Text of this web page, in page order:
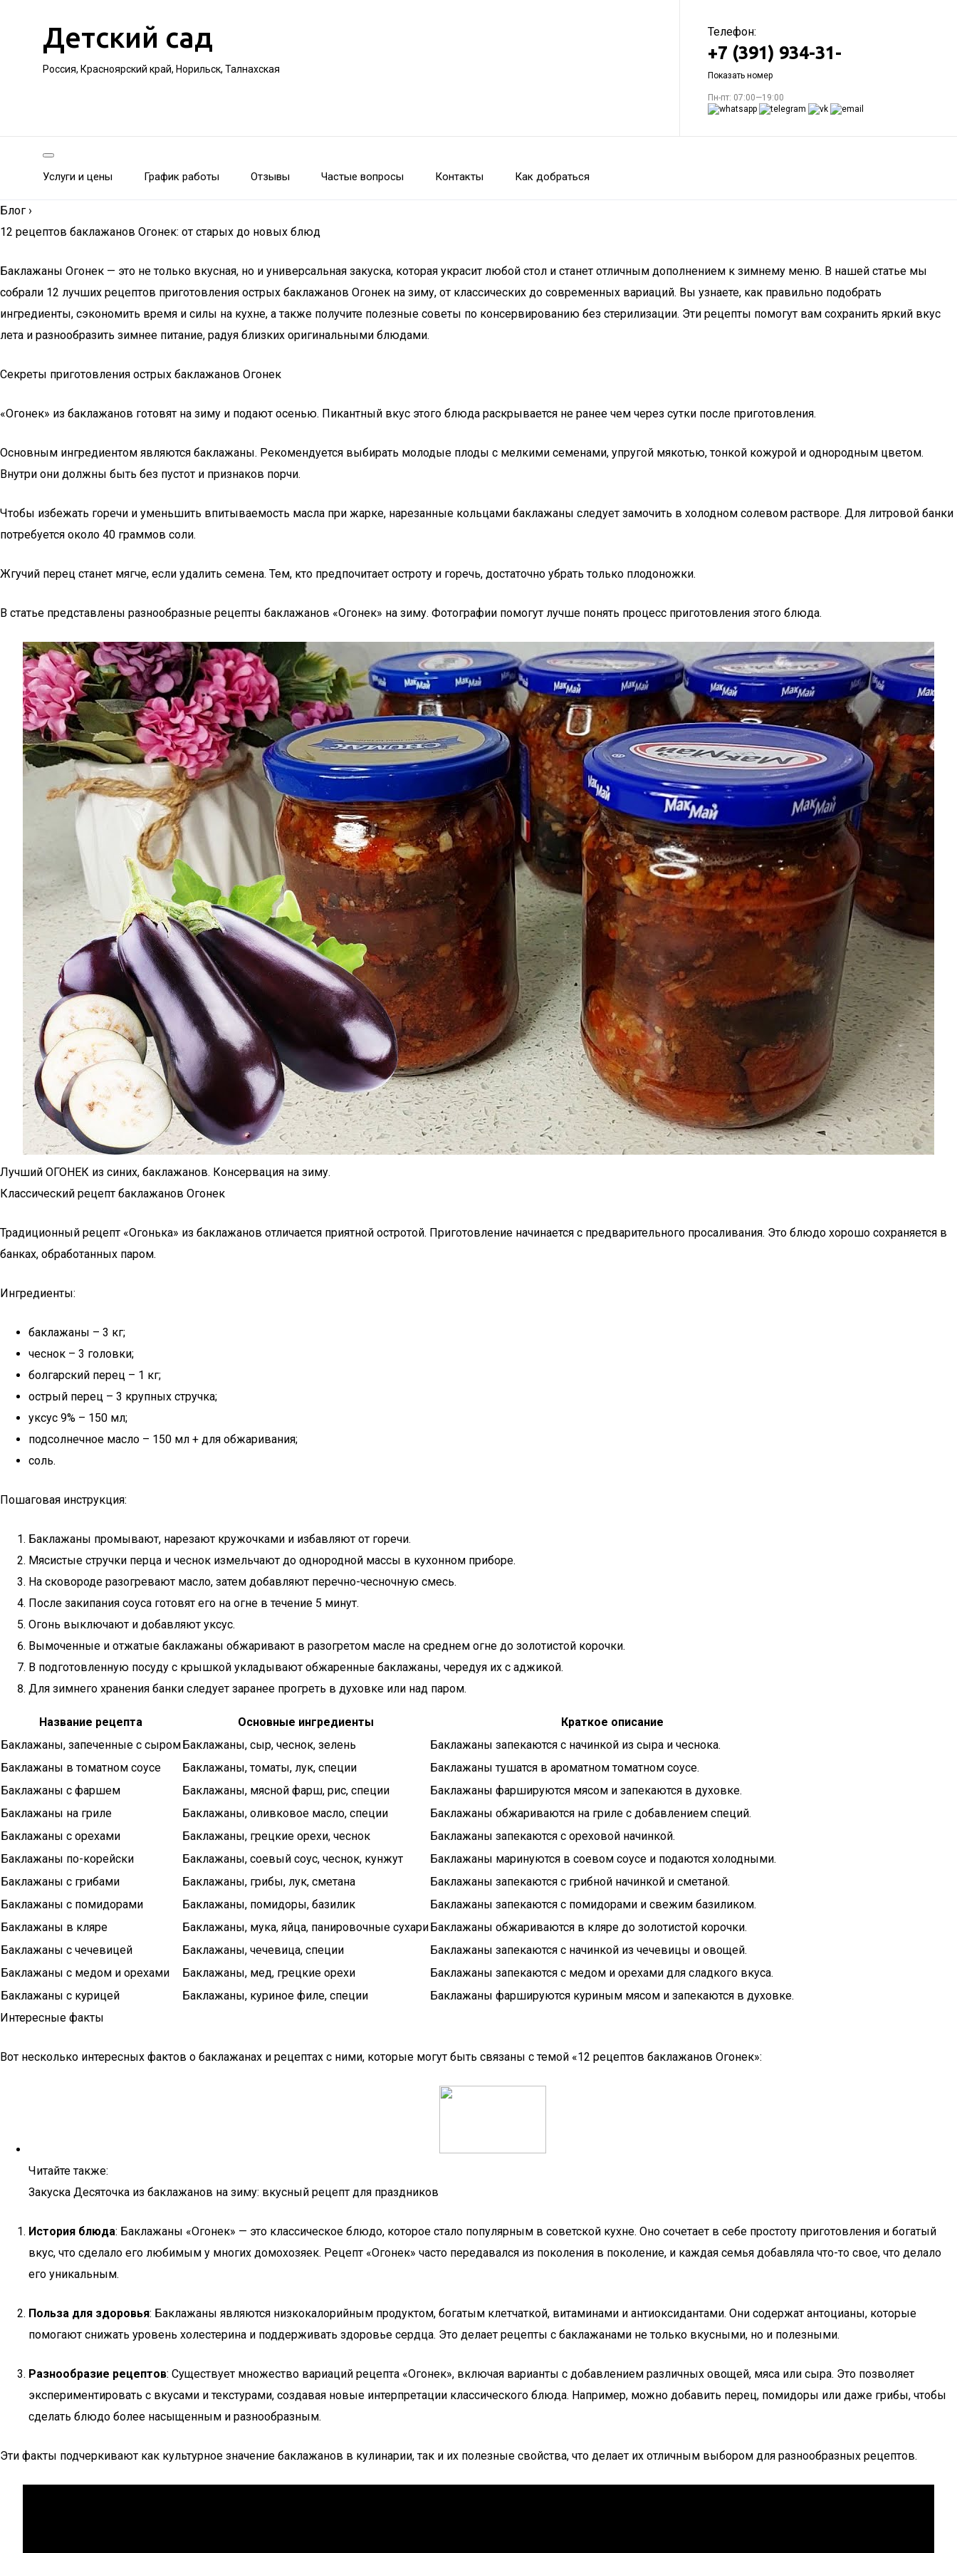
Детский сад
Россия, Красноярский край, Норильск, Талнахская
Телефон:
+7 (391) 934-31-
Показать номер
Пн-пт: 07:00—19:00
Услуги и цены График работы Отзывы Частые вопросы Контакты Как добраться
Блог ›
12 рецептов баклажанов Огонек: от старых до новых блюд
Баклажаны Огонек — это не только вкусная, но и универсальная закуска, которая украсит любой стол и станет отличным дополнением к зимнему меню. В нашей статье мы
собрали 12 лучших рецептов приготовления острых баклажанов Огонек на зиму, от классических до современных вариаций. Вы узнаете, как правильно подобрать
ингредиенты, сэкономить время и силы на кухне, а также получите полезные советы по консервированию без стерилизации. Эти рецепты помогут вам сохранить яркий вкус
лета и разнообразить зимнее питание, радуя близких оригинальными блюдами.
Секреты приготовления острых баклажанов Огонек
«Огонек» из баклажанов готовят на зиму и подают осенью. Пикантный вкус этого блюда раскрывается не ранее чем через сутки после приготовления.
Основным ингредиентом являются баклажаны. Рекомендуется выбирать молодые плоды с мелкими семенами, упругой мякотью, тонкой кожурой и однородным цветом.
Внутри они должны быть без пустот и признаков порчи.
Чтобы избежать горечи и уменьшить впитываемость масла при жарке, нарезанные кольцами баклажаны следует замочить в холодном солевом растворе. Для литровой банки
потребуется около 40 граммов соли.
Жгучий перец станет мягче, если удалить семена. Тем, кто предпочитает остроту и горечь, достаточно убрать только плодоножки.
В статье представлены разнообразные рецепты баклажанов «Огонек» на зиму. Фотографии помогут лучше понять процесс приготовления этого блюда.
Лучший ОГОНЕК из синих, баклажанов. Консервация на зиму.
Классический рецепт баклажанов Огонек
Традиционный рецепт «Огонька» из баклажанов отличается приятной остротой. Приготовление начинается с предварительного просаливания. Это блюдо хорошо сохраняется в
банках, обработанных паром.
Ингредиенты:
баклажаны – 3 кг;
чеснок – 3 головки;
болгарский перец – 1 кг;
острый перец – 3 крупных стручка;
уксус 9% – 150 мл;
подсолнечное масло – 150 мл + для обжаривания;
соль.
Пошаговая инструкция:
Баклажаны промывают, нарезают кружочками и избавляют от горечи.
Мясистые стручки перца и чеснок измельчают до однородной массы в кухонном приборе.
На сковороде разогревают масло, затем добавляют перечно-чесночную смесь.
После закипания соуса готовят его на огне в течение 5 минут.
Огонь выключают и добавляют уксус.
Вымоченные и отжатые баклажаны обжаривают в разогретом масле на среднем огне до золотистой корочки.
В подготовленную посуду с крышкой укладывают обжаренные баклажаны, чередуя их с аджикой.
Для зимнего хранения банки следует заранее прогреть в духовке или над паром.
Название рецепта Основные ингредиенты
Краткое описание
Баклажаны, запеченные с сыромБаклажаны, сыр, чеснок, зелень
Баклажаны запекаются с начинкой из сыра и чеснока.
Баклажаны в томатном соусе
Баклажаны, томаты, лук, специи
Баклажаны тушатся в ароматном томатном соусе.
Баклажаны с фаршем
Баклажаны, мясной фарш, рис, специи
Баклажаны фаршируются мясом и запекаются в духовке.
Баклажаны на гриле
Баклажаны, оливковое масло, специи
Баклажаны обжариваются на гриле с добавлением специй.
Баклажаны с орехами
Баклажаны, грецкие орехи, чеснок
Баклажаны запекаются с ореховой начинкой.
Баклажаны по-корейски
Баклажаны, соевый соус, чеснок, кунжут
Баклажаны маринуются в соевом соусе и подаются холодными.
Баклажаны с грибами
Баклажаны, грибы, лук, сметана
Баклажаны запекаются с грибной начинкой и сметаной.
Баклажаны с помидорами
Баклажаны, помидоры, базилик
Баклажаны запекаются с помидорами и свежим базиликом.
Баклажаны в кляре
Баклажаны, мука, яйца, панировочные сухариБаклажаны обжариваются в кляре до золотистой корочки.
Баклажаны с чечевицей
Баклажаны, чечевица, специи
Баклажаны запекаются с начинкой из чечевицы и овощей.
Баклажаны с медом и орехами
Баклажаны, мед, грецкие орехи
Баклажаны запекаются с медом и орехами для сладкого вкуса.
Баклажаны с курицей
Баклажаны, куриное филе, специи
Баклажаны фаршируются куриным мясом и запекаются в духовке.
Интересные факты
Вот несколько интересных фактов о баклажанах и рецептах с ними, которые могут быть связаны с темой «12 рецептов баклажанов Огонек»:
Читайте также:
Закуска Десяточка из баклажанов на зиму: вкусный рецепт для праздников
История блюда: Баклажаны «Огонек» — это классическое блюдо, которое стало популярным в советской кухне. Оно сочетает в себе простоту приготовления и богатый
вкус, что сделало его любимым у многих домохозяек. Рецепт «Огонек» часто передавался из поколения в поколение, и каждая семья добавляла что-то свое, что делало
его уникальным.
Польза для здоровья: Баклажаны являются низкокалорийным продуктом, богатым клетчаткой, витаминами и антиоксидантами. Они содержат антоцианы, которые
помогают снижать уровень холестерина и поддерживать здоровье сердца. Это делает рецепты с баклажанами не только вкусными, но и полезными.
Разнообразие рецептов: Существует множество вариаций рецепта «Огонек», включая варианты с добавлением различных овощей, мяса или сыра. Это позволяет
экспериментировать с вкусами и текстурами, создавая новые интерпретации классического блюда. Например, можно добавить перец, помидоры или даже грибы, чтобы
сделать блюдо более насыщенным и разнообразным.
Эти факты подчеркивают как культурное значение баклажанов в кулинарии, так и их полезные свойства, что делает их отличным выбором для разнообразных рецептов.